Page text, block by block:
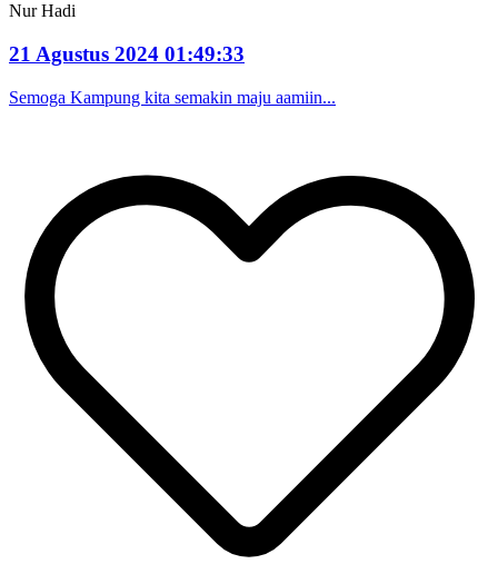
Nur Hadi
21 Agustus 2024 01:49:33
Semoga Kampung kita semakin maju aamiin...